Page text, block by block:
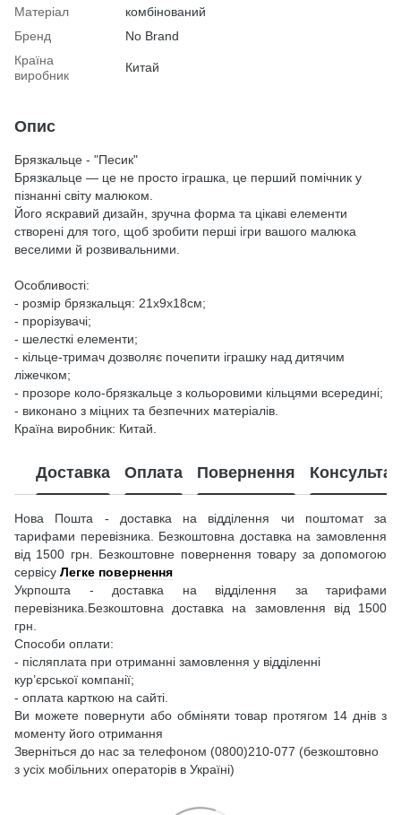
Матеріал
комбінований
Бренд
No Brand
Країна
виробник
Китай
Опис
Брязкальце - "Песик"
Брязкальце — це не просто іграшка, це перший помічник у
пізнанні світу малюком.
Його яскравий дизайн, зручна форма та цікаві елементи
створені для того, щоб зробити перші ігри вашого малюка
веселими й розвивальними.
Особливості:
- розмір брязкальця: 21х9х18см;
- прорізувачі;
- шелесткі елементи;
- кільце-тримач дозволяє почепити іграшку над дитячим
ліжечком;
- прозоре коло-брязкальце з кольоровими кільцями всередині;
- виконано з міцних та безпечних матеріалів.
Країна виробник: Китай.
Доставка Оплата Повернення
Нова Пошта - доставка на відділення чи поштомат за
тарифами перевізника. Безкоштовна доставка на замовлення
від 1500 грн. Безкоштовне повернення товару за допомогою
сервісу Легке повернення
Укрпошта - доставка на відділення за тарифами
перевізника.Безкоштовна доставка на замовлення від 1500
грн.
Способи оплати:
- післяплата при отриманні замовлення у відділенні
кур’єрської компанії;
- оплата карткою на сайті.
Ви можете повернути або обміняти товар протягом 14 днів з
моменту його отримання
Зверніться до нас за телефоном (0800)210-077 (безкоштовно
з усіх мобільних операторів в Україні)